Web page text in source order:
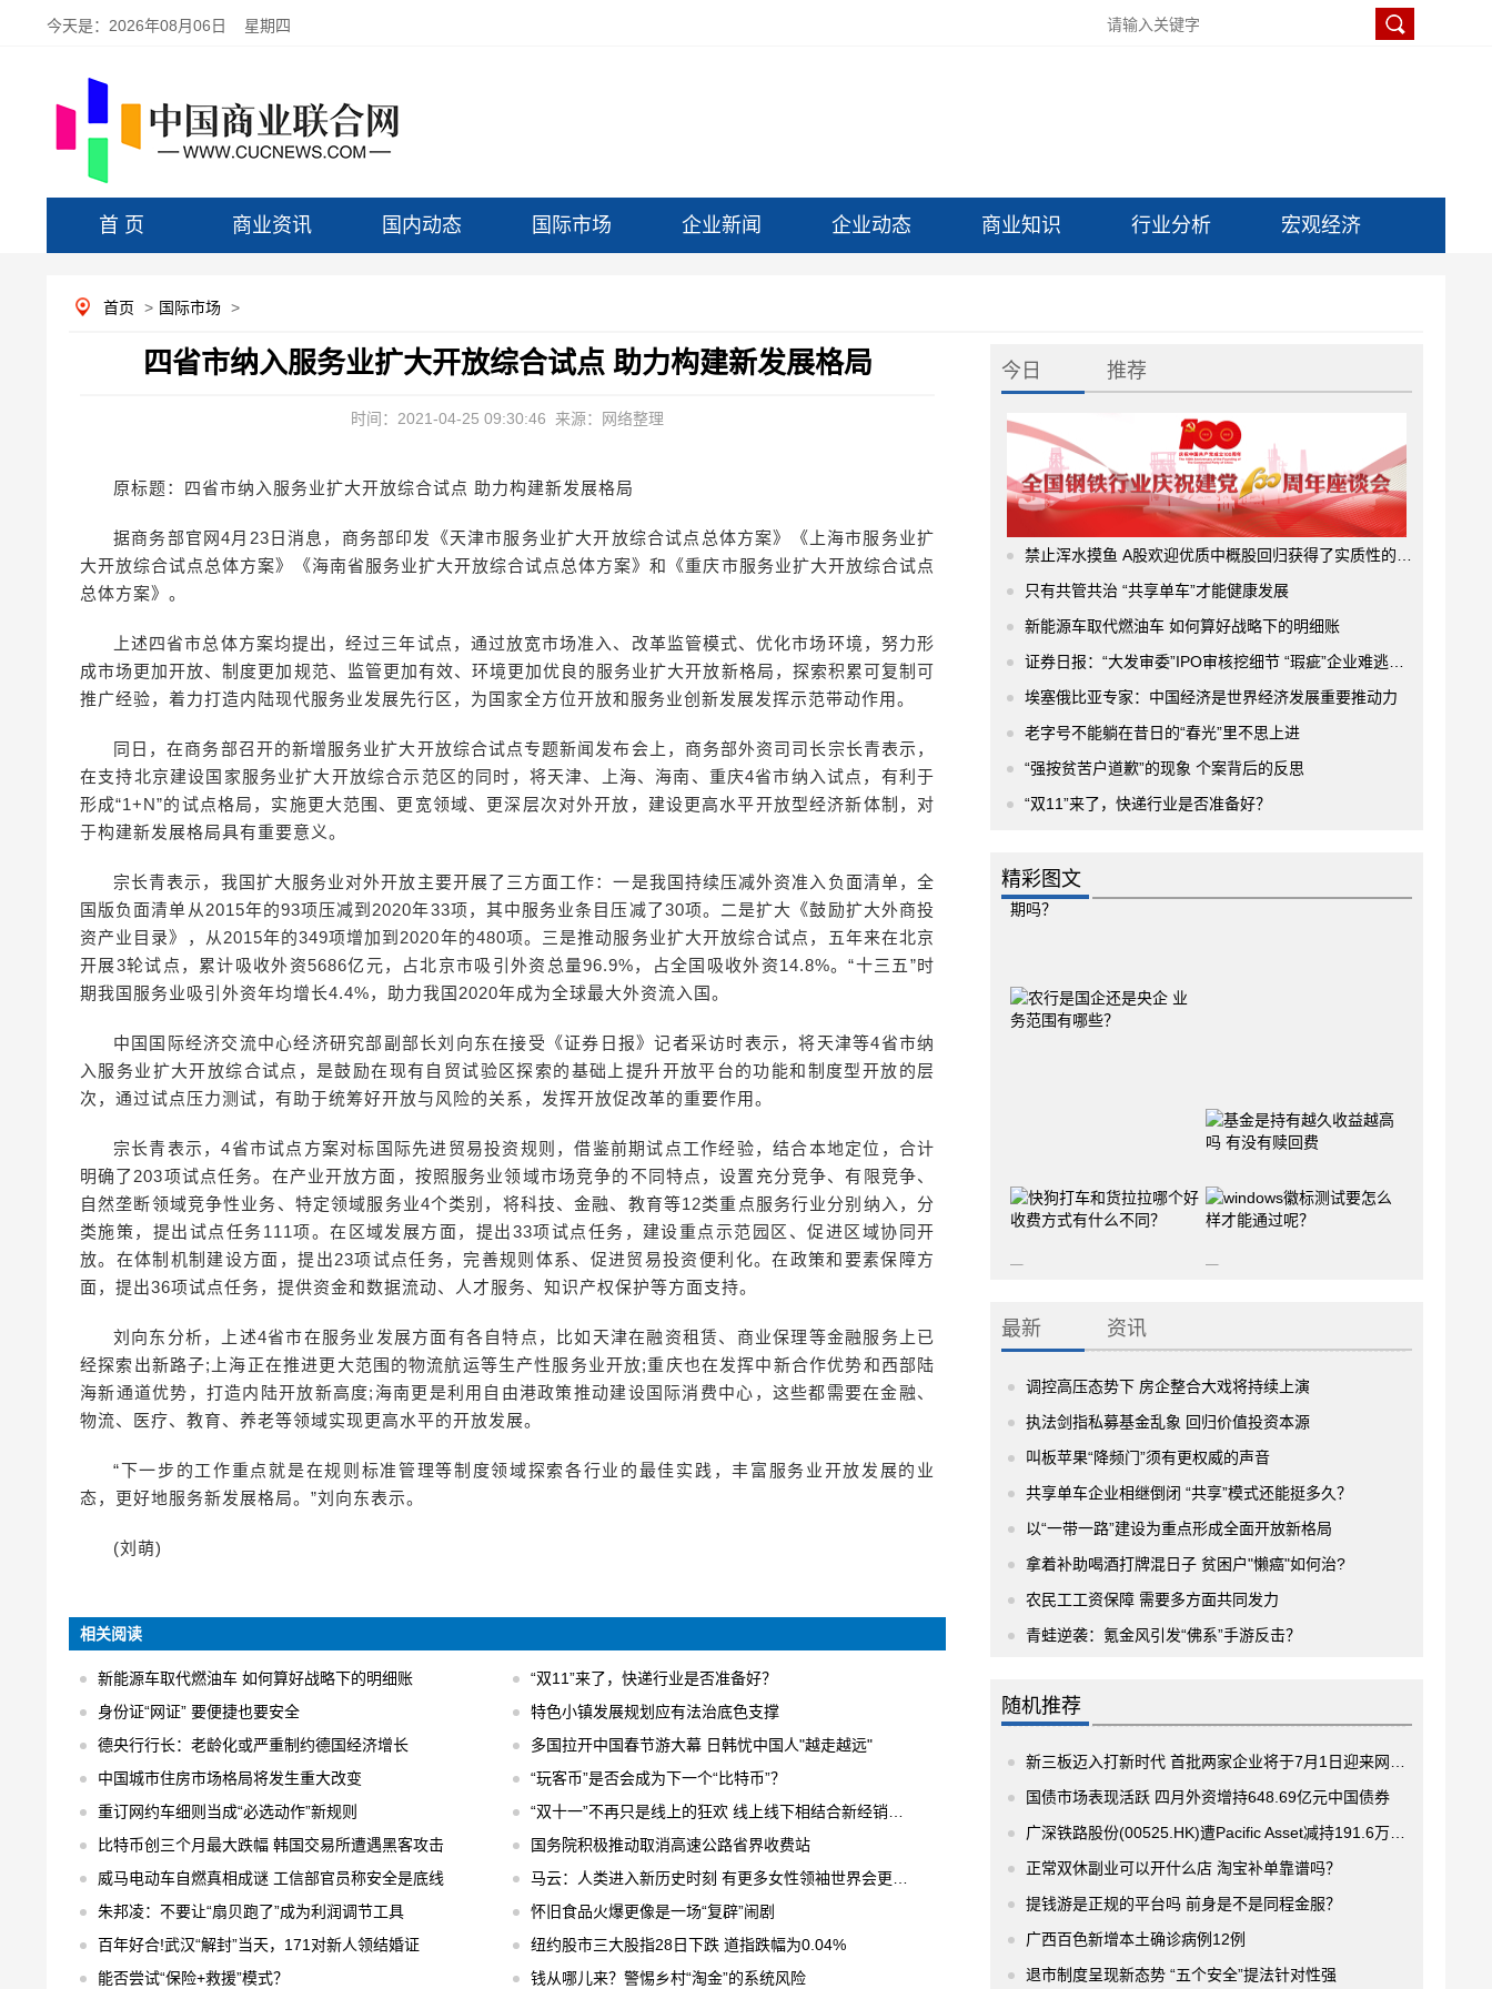
今天是： 2026年08月06日 星期四
首 页 商业资讯 国内动态 国际市场 企业新闻 企业动态 商业知识 行业分析 宏观经济
首页 > 国际市场 >
四省市纳入服务业扩大开放综合试点 助力构建新发展格局
时间：2021-04-25 09:30:46 来源：网络整理
原标题：四省市纳入服务业扩大开放综合试点 助力构建新发展格局
据商务部官网4月23日消息，商务部印发《天津市服务业扩大开放综合试点总体方案》《上海市服务业扩
大开放综合试点总体方案》《海南省服务业扩大开放综合试点总体方案》和《重庆市服务业扩大开放综合试点
总体方案》。
上述四省市总体方案均提出，经过三年试点，通过放宽市场准入、改革监管模式、优化市场环境，努力形
成市场更加开放、制度更加规范、监管更加有效、环境更加优良的服务业扩大开放新格局，探索积累可复制可
推广经验，着力打造内陆现代服务业发展先行区，为国家全方位开放和服务业创新发展发挥示范带动作用。
同日，在商务部召开的新增服务业扩大开放综合试点专题新闻发布会上，商务部外资司司长宗长青表示，
在支持北京建设国家服务业扩大开放综合示范区的同时，将天津、上海、海南、重庆4省市纳入试点，有利于
形成“1+N”的试点格局，实施更大范围、更宽领域、更深层次对外开放，建设更高水平开放型经济新体制，对
于构建新发展格局具有重要意义。
宗长青表示，我国扩大服务业对外开放主要开展了三方面工作：一是我国持续压减外资准入负面清单，全
国版负面清单从2015年的93项压减到2020年33项，其中服务业条目压减了30项。二是扩大《鼓励扩大外商投
资产业目录》，从2015年的349项增加到2020年的480项。三是推动服务业扩大开放综合试点，五年来在北京
开展3轮试点，累计吸收外资5686亿元，占北京市吸引外资总量96.9%，占全国吸收外资14.8%。“十三五”时
期我国服务业吸引外资年均增长4.4%，助力我国2020年成为全球最大外资流入国。
中国国际经济交流中心经济研究部副部长刘向东在接受《证券日报》记者采访时表示，将天津等4省市纳
入服务业扩大开放综合试点，是鼓励在现有自贸试验区探索的基础上提升开放平台的功能和制度型开放的层
次，通过试点压力测试，有助于统筹好开放与风险的关系，发挥开放促改革的重要作用。
宗长青表示，4省市试点方案对标国际先进贸易投资规则，借鉴前期试点工作经验，结合本地定位，合计
明确了203项试点任务。在产业开放方面，按照服务业领域市场竞争的不同特点，设置充分竞争、有限竞争、
自然垄断领域竞争性业务、特定领域服务业4个类别，将科技、金融、教育等12类重点服务行业分别纳入，分
类施策，提出试点任务111项。在区域发展方面，提出33项试点任务，建设重点示范园区、促进区域协同开
放。在体制机制建设方面，提出23项试点任务，完善规则体系、促进贸易投资便利化。在政策和要素保障方
面，提出36项试点任务，提供资金和数据流动、人才服务、知识产权保护等方面支持。
刘向东分析，上述4省市在服务业发展方面有各自特点，比如天津在融资租赁、商业保理等金融服务上已
经探索出新路子;上海正在推进更大范围的物流航运等生产性服务业开放;重庆也在发挥中新合作优势和西部陆
海新通道优势，打造内陆开放新高度;海南更是利用自由港政策推动建设国际消费中心，这些都需要在金融、
物流、医疗、教育、养老等领域实现更高水平的开放发展。
“下一步的工作重点就是在规则标准管理等制度领域探索各行业的最佳实践，丰富服务业开放发展的业
态，更好地服务新发展格局。”刘向东表示。
(刘萌)
相关阅读
新能源车取代燃油车 如何算好战略下的明细账
“双11”来了，快递行业是否准备好？
身份证“网证” 要便捷也要安全
特色小镇发展规划应有法治底色支撑
德央行行长：老龄化或严重制约德国经济增长
多国拉开中国春节游大幕 日韩忧中国人"越走越远"
中国城市住房市场格局将发生重大改变
“玩客币”是否会成为下一个“比特币”？
重订网约车细则当成“必选动作”新规则
“双十一”不再只是线上的狂欢 线上线下相结合新经销模式
比特币创三个月最大跌幅 韩国交易所遭遇黑客攻击
国务院积极推动取消高速公路省界收费站
威马电动车自燃真相成谜 工信部官员称安全是底线
马云：人类进入新历史时刻 有更多女性领袖世界会更美好
朱邦凌：不要让“扇贝跑了”成为利润调节工具
怀旧食品火爆更像是一场“复辟”闹剧
百年好合!武汉“解封”当天，171对新人领结婚证
纽约股市三大股指28日下跌 道指跌幅为0.04%
能否尝试“保险+救援”模式？
钱从哪儿来？警惕乡村“淘金”的系统风险
今日 推荐
禁止浑水摸鱼 A股欢迎优质中概股回归获得了实质性的进展
只有共管共治 “共享单车”才能健康发展
新能源车取代燃油车 如何算好战略下的明细账
证券日报：“大发审委”IPO审核挖细节 “瑕疵”企业难逃法眼
埃塞俄比亚专家：中国经济是世界经济发展重要推动力
老字号不能躺在昔日的“春光”里不思上进
“强按贫苦户道歉”的现象 个案背后的反思
“双11”来了，快递行业是否准备好？
精彩图文
最新 资讯
调控高压态势下 房企整合大戏将持续上演
执法剑指私募基金乱象 回归价值投资本源
叫板苹果“降频门”须有更权威的声音
共享单车企业相继倒闭 “共享”模式还能挺多久？
以“一带一路”建设为重点形成全面开放新格局
拿着补助喝酒打牌混日子 贫困户"懒癌"如何治?
农民工工资保障 需要多方面共同发力
青蛙逆袭：氪金风引发“佛系”手游反击？
随机推荐
新三板迈入打新时代 首批两家企业将于7月1日迎来网上申购
国债市场表现活跃 四月外资增持648.69亿元中国债券
广深铁路股份(00525.HK)遭Pacific Asset减持191.6万股 涉资约301.5万港元
正常双休副业可以开什么店 淘宝补单靠谱吗？
提钱游是正规的平台吗 前身是不是同程金服？
广西百色新增本土确诊病例12例
退市制度呈现新态势 “五个安全”提法针对性强